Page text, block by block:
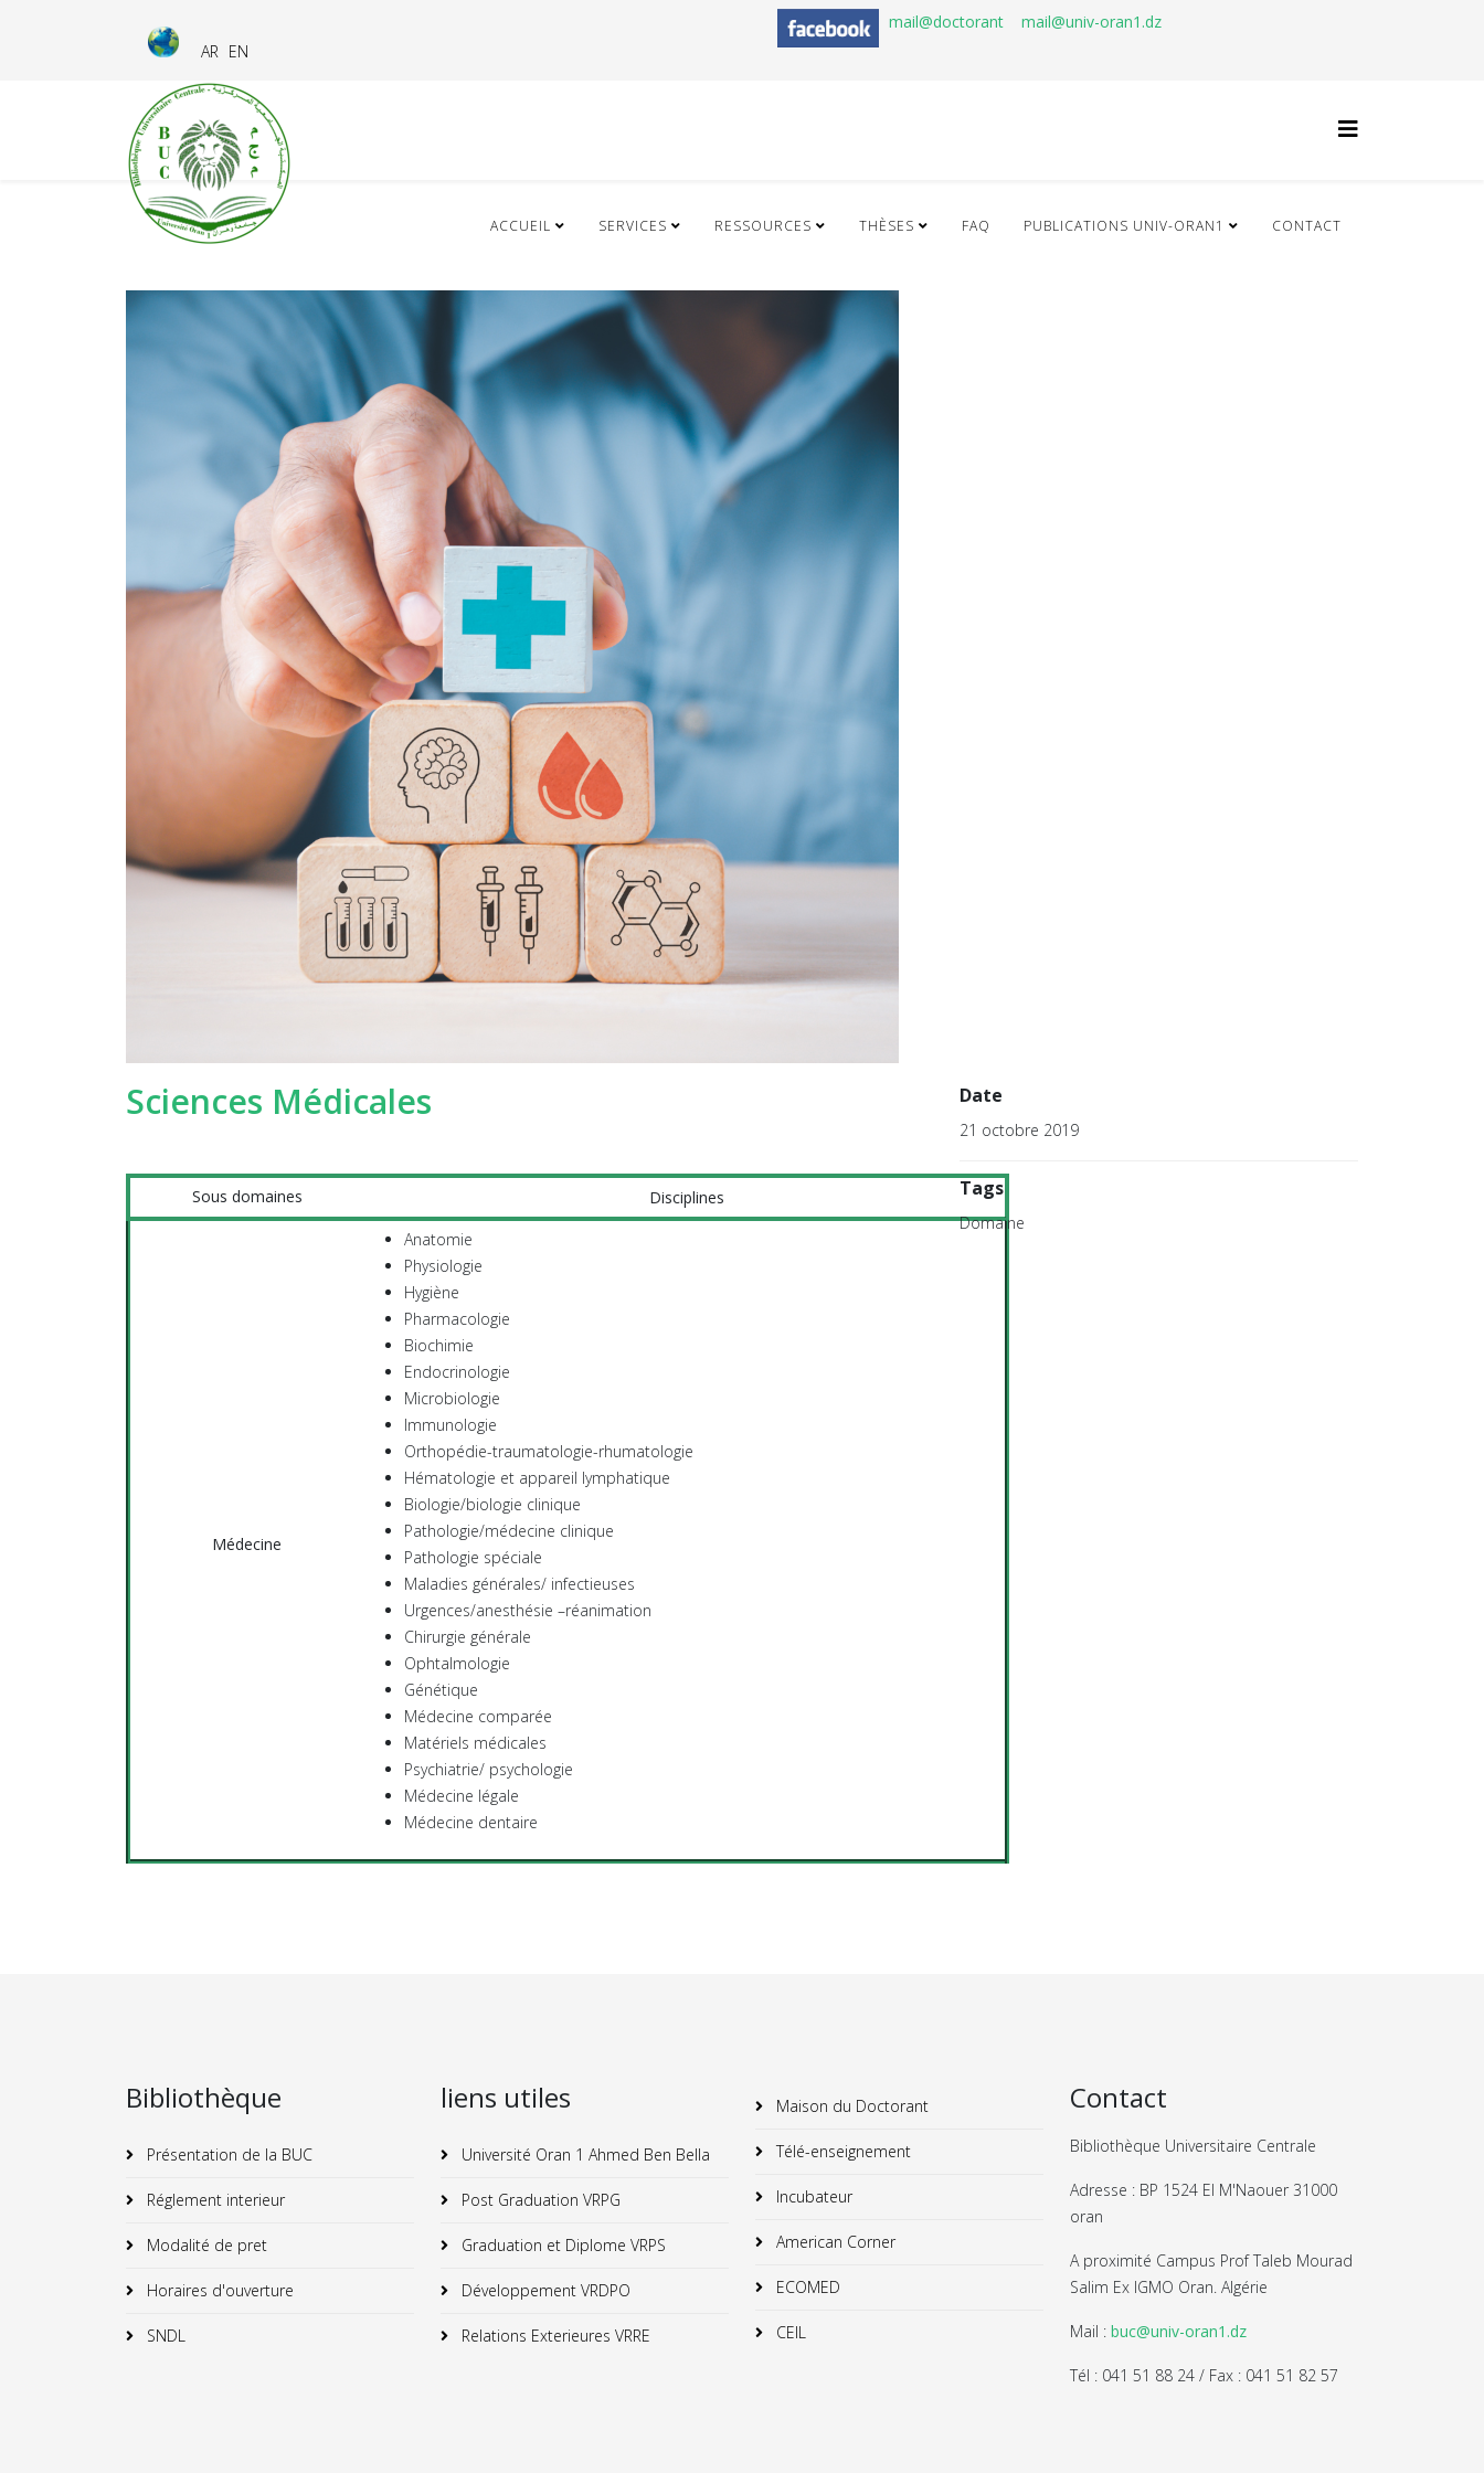
AR EN
mail@doctorant mail@univ-oran1.dz
ACCUEIL SERVICES RESSOURCES THÈSES FAQ PUBLICATIONS UNIV-ORAN1 CONTACT
Sciences Médicales
Sous domaines Disciplines
Médecine
Anatomie
Physiologie
Hygiène
Pharmacologie
Biochimie
Endocrinologie
Microbiologie
Immunologie
Orthopédie-traumatologie-rhumatologie
Hématologie et appareil lymphatique
Biologie/biologie clinique
Pathologie/médecine clinique
Pathologie spéciale
Maladies générales/ infectieuses
Urgences/anesthésie –réanimation
Chirurgie générale
Ophtalmologie
Génétique
Médecine comparée
Matériels médicales
Psychiatrie/ psychologie
Médecine légale
Médecine dentaire
Date
21 octobre 2019
Tags
Domaine
Bibliothèque
Présentation de la BUC
Réglement interieur
Modalité de pret
Horaires d'ouverture
SNDL
liens utiles
Université Oran 1 Ahmed Ben Bella
Post Graduation VRPG
Graduation et Diplome VRPS
Développement VRDPO
Relations Exterieures VRRE
Maison du Doctorant
Télé-enseignement
Incubateur
American Corner
ECOMED
CEIL
Contact
Bibliothèque Universitaire Centrale
Adresse : BP 1524 El M'Naouer 31000
oran
A proximité Campus Prof Taleb Mourad
Salim Ex IGMO Oran. Algérie
Mail : buc@univ-oran1.dz
Tél : 041 51 88 24 / Fax : 041 51 82 57